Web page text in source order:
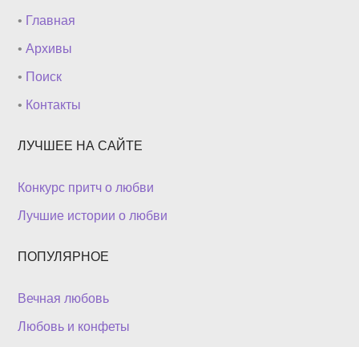
• Главная
•Архивы
• Поиск
• Контакты
ЛУЧШЕЕ НА САЙТЕ
Конкурс притч о любви
Лучшие истории о любви
ПОПУЛЯРНОЕ
Вечная любовь
Любовь и конфеты